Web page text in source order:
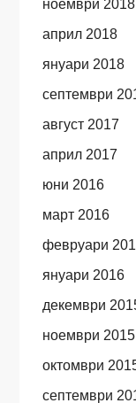
ноември 2018
април 2018
януари 2018
септември
август 2017
април 2017
юни 2016
март 2016
февруари
януари 2016
декември
ноември 2015
октомври
септември